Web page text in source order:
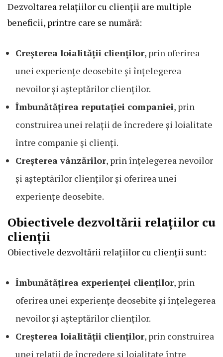
Dezvoltarea relațiilor cu clienții are multiple
beneficii, printre care se numără:
Creșterea loialității clienților, prin oferirea
unei experiențe deosebite și înțelegerea
nevoilor și așteptărilor clienților.
Îmbunătățirea reputației companiei, prin
construirea unei relații de încredere și loialitate
între companie și clienți.
Creșterea vânzărilor, prin înțelegerea nevoilor
și așteptărilor clienților și oferirea unei
experiențe deosebite.
Obiectivele dezvoltării relațiilor cu
clienții
Obiectivele dezvoltării relațiilor cu clienții sunt:
Îmbunătățirea experienței clienților, prin
oferirea unei experiențe deosebite și înțelegerea
nevoilor și așteptărilor clienților.
Creșterea loialității clienților, prin construirea
unei relații de încredere și loialitate între